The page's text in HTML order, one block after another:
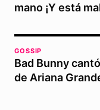
mano ¡Y está
GOSSIP
Bad Bunny
de Ariana